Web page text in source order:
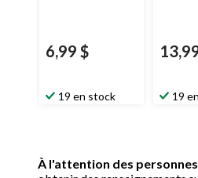
6,99 $
19 en stock 19
À l'attention des